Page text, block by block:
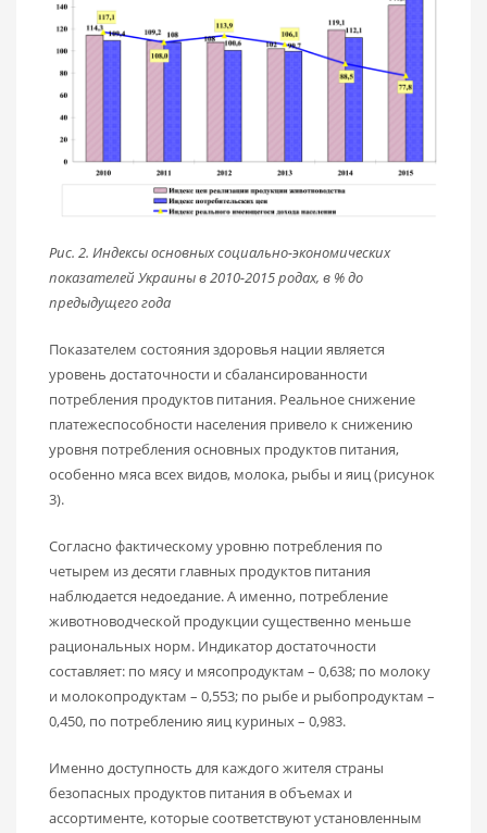
Рис. 2. Индексы основных социально-экономических
показателей Украины в 2010-2015 родах, в % до
предыдущего года
Показателем состояния здоровья нации является
уровень достаточности и сбалансированности
потребления продуктов питания. Реальное снижение
платежеспособности населения привело к снижению
уровня потребления основных продуктов питания,
особенно мяса всех видов, молока, рыбы и яиц (рисунок
3).
Согласно фактическому уровню потребления по
четырем из десяти главных продуктов питания
наблюдается недоедание. А именно, потребление
животноводческой продукции существенно меньше
рациональных норм. Индикатор достаточности
составляет: по мясу и мясопродуктам – 0,638; по молоку
и молокопродуктам – 0,553; по рыбе и рыбопродуктам –
0,450, по потреблению яиц куриных – 0,983.
Именно доступность для каждого жителя страны
безопасных продуктов питания в объемах и
ассортименте, которые соответствуют установленным